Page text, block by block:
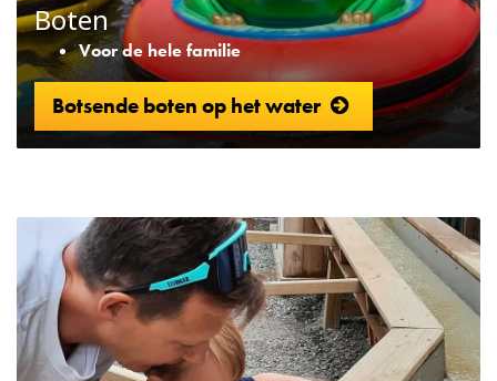
Boten
Voor de hele familie
Botsende boten op het water